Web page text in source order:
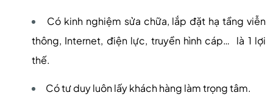
Có kinh nghiệm sửa chữa, lắp đặt hạ tầng viễn
thông, Internet, điện lực, truyền hình cáp… là 1 lợi
thế.
Có tư duy luôn lấy khách hàng làm trọng tâm.